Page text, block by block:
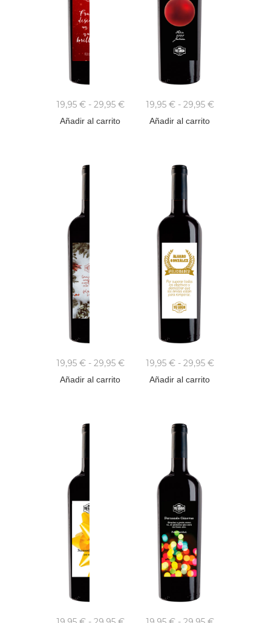
19,95 € - 29,95 €
Añadir al carrito
19,95 € - 29,95 €
Añadir al carrito
19,95 € - 29,95 €
Añadir al carrito
19,95 € - 29,95 €
Añadir al carrito